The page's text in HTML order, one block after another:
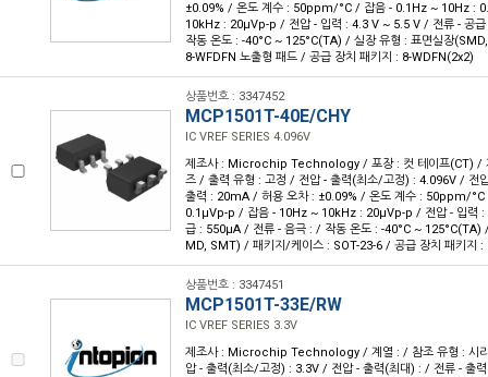
±0.09% / 온도 계수 : 50ppm/°C / 잡음 - 0.1Hz ~ 10Hz :
10kHz : 20µVp-p / 전압 - 입력 : 4.3 V ~ 5.5 V / 전류 - 공
작동 온도 : -40°C ~ 125°C(TA) / 실장 유형 : 표면실장
8-WFDFN 노출형 패드 / 공급 장치 패키지 : 8-WDFN(2x2)
상품번호 : 3347452
MCP1501T-40E/CHY
IC VREF SERIES 4.096V
제조사 : Microchip Technology / 포장 : 컷 테이프(CT) /
즈 / 출력 유형 : 고정 / 전압 - 출력(최소/고정) : 4.096V / 전
출력 : 20mA / 허용 오차 : ±0.09% / 온도 계수 : 50ppm/
0.1µVp-p / 잡음 - 10Hz ~ 10kHz : 20µVp-p / 전압 - 입력 :
급 : 550µA / 전류 - 음극 : / 작동 온도 : -40°C ~ 125°C(TA)
MD, SMT) / 패키지/케이스 : SOT-23-6 / 공급 장치 패키지 :
상품번호 : 3347451
MCP1501T-33E/RW
IC VREF SERIES 3.3V
제조사 : Microchip Technology / 계열 : / 참조 유형 : 시
압 - 출력(최소/고정) : 3.3V / 전압 - 출력(최대) : / 전류 - 출